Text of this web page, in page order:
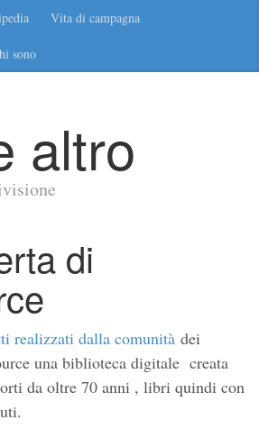
Vita di campagna
sono
altro
di
realizzati dalla comunità dei
una biblioteca digitale creata
da oltre 70 anni , libri quindi con